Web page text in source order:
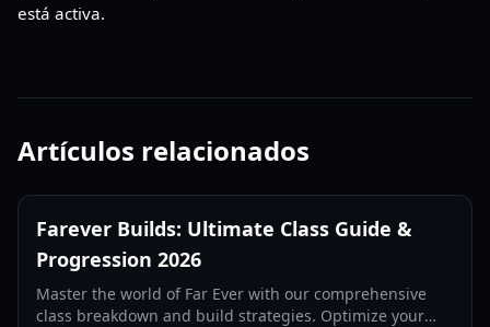
está activa.
Artículos relacionados
Farever Builds: Ultimate Class Guide &
Progression 2026
Master the world of Far Ever with our comprehensive
class breakdown and build strategies. Optimize your